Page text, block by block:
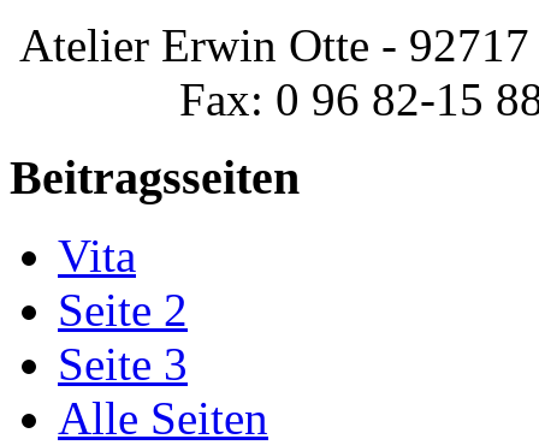
Atelier Erwin Otte - 92717
Fax: 0 96 82-15
Beitragsseiten
Vita
Seite 2
Seite 3
Alle Seiten